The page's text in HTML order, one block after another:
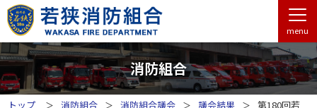
menu
消防組合
トップ 消防組合 消防組合議会 議会結果
第180回若